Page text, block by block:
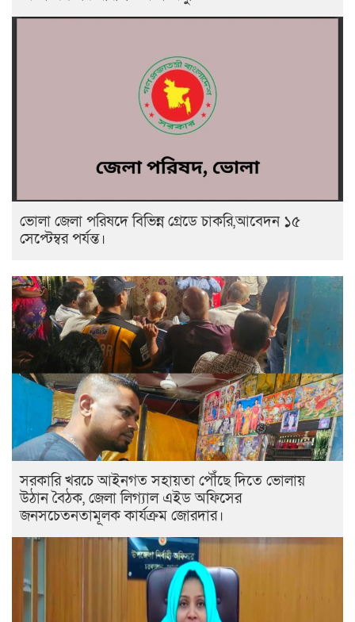
ভোলা জেলা পরিষদে বিভিন্ন গ্রেডে চাকরি,আবেদন ১৫
সেপ্টেম্বর পর্যন্ত।
সরকারি খরচে আইনগত সহায়তা পৌঁছে দিতে ভোলায়
উঠান বৈঠক, জেলা লিগ্যাল এইড অফিসের
জনসচেতনতামূলক কার্যক্রম জোরদার।